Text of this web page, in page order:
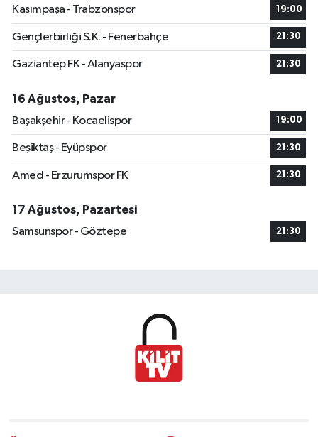
Kasımpaşa - Trabzonspor 19:00
Gençlerbirliği S.K. - Fenerbahçe 21:30
Gaziantep FK - Alanyaspor 21:30
16 Ağustos, Pazar
Başakşehir - Kocaelispor
19:00
Beşiktaş - Eyüpspor 21:30
Amed - Erzurumspor FK 21:30
17 Ağustos, Pazartesi
Samsunspor - Göztepe
21:30